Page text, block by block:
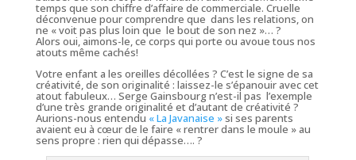
temps que son chiffre d’affaire de commerciale. Cruelle
déconvenue pour comprendre que dans les relations, on
ne «voit pas plus loin que le bout de son nez »… ?
Alors oui, aimons-le, ce corps qui porte ou avoue tous nos
atouts même cachés!
Votre enfant a les oreilles décollées ? C’est le signe de sa
créativité, de son originalité : laissez-le s’épanouir avec cet
atout fabuleux… Serge Gainsbourg n’est-il pas l’exemple
d’une très grande originalité et d’autant de créativité ?
Aurions-nous entendu « La Javanaise »si ses parents
avaient eu à cœur de le faire « rentrer dans le moule » au
sens propre : rien qui dépasse…. ?